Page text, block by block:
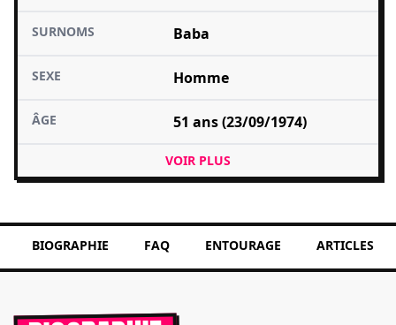
SURNOMS Baba
SEXE Homme
ÂGE 51 ans (23/09/1974)
VOIR PLUS
BIOGRAPHIE FAQ ENTOURAGE ARTICLES